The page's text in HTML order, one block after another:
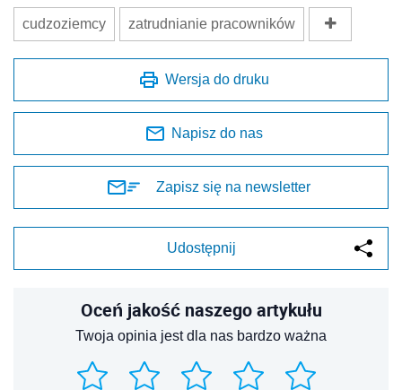
cudzoziemcy zatrudnianie pracowników
Wersja do druku
Napisz do nas
Zapisz się na newsletter
Udostępnij
Oceń jakość naszego artykułu
Twoja opinia jest dla nas bardzo ważna